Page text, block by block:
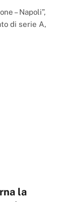
– Napoli”,
di serie A,
la